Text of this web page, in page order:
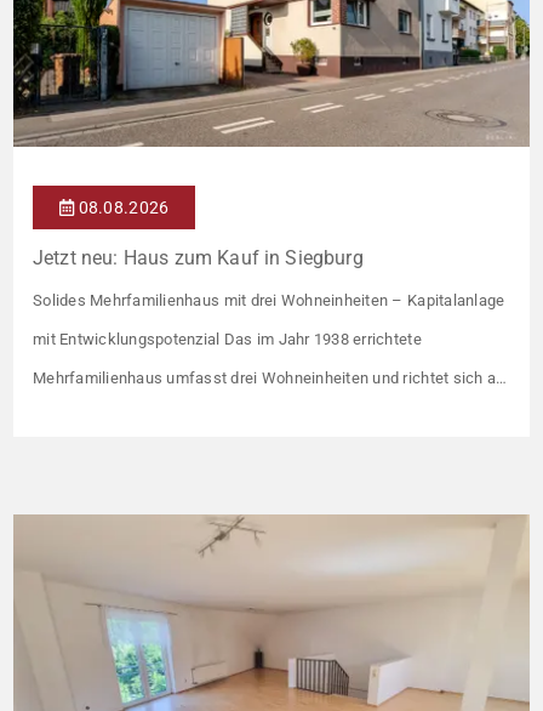
08.08.2026
Jetzt neu: Haus zum Kauf in Siegburg
Solides Mehrfamilienhaus mit drei Wohneinheiten – Kapitalanlage
mit Entwicklungspotenzial Das im Jahr 1938 errichtete
Mehrfamilienhaus umfasst drei Wohneinheiten und richtet sich an
Damit liegt das Mietniveau deutlich unter dem ortsüblichen